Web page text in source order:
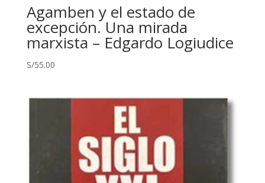
Agamben y el estado de
excepción. Una mirada
marxista – Edgardo Logiudice
S/55.00